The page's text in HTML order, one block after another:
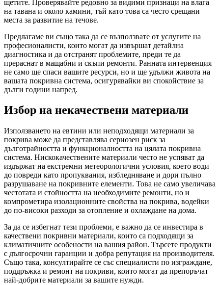
щетите. Проверявайте редовно за видими признаци на влага
на тавана и около камини, тъй като това са често срещани
места за развитие на течове.
Предлагаме ви също така да се възползвате от услугите на
професионалисти, които могат да извършат детайлна
диагностика и да отстранят проблемите, преди те да
прераснат в мащабни и скъпи ремонти. Ранната интервенция
не само ще спаси вашите ресурси, но и ще удължи живота на
вашата покривна система, осигурявайки ви спокойствие за
дълги години напред.
Избор на некачествени материали
Използването на евтини или неподходящи материали за
покрива може да представлява сериозен риск за
дълготрайността и функционалността на цялата покривна
система. Нискокачествените материали често не успяват да
издържат на екстремни метеорологични условия, което води
до повреди като пропуквания, избледняване и дори пълно
разрушаване на покривните елементи. Това не само увеличава
честотата и стойността на необходимите ремонти, но и
компрометира изолационните свойства на покрива, водейки
до по-високи разходи за отопление и охлаждане на дома.
За да се избегнат тези проблеми, е важно да се инвестира в
качествени покривни материали, които са подходящи за
климатичните особености на вашия район. Търсете продукти
с дългосрочни гаранции и добра репутация на производителя.
Също така, консултирайте се със специалисти по изграждане,
поддръжка и ремонт на покриви, които могат да препоръчат
най-добрите материали за вашите нужди.